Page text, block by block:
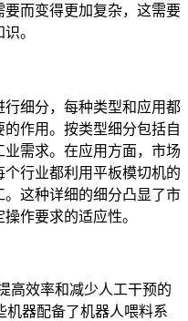
而变得更加复杂，这需要
。
细分，每种类型和应用都
作用。按类型细分包括自
需求。在应用方面，市场
行业都利用平板模切机的
这种详细的细分凸显了市
作要求的适应性。
高效率和减少人工干预的
机器配备了机器人喂料系